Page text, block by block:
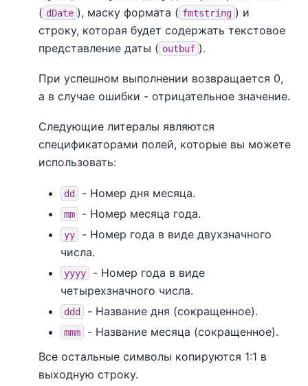
( dDate ), маску формата ( fmtstring ) и
строку, которая будет содержать текстовое
представление даты ( outbuf ).
При успешном выполнении возвращается 0,
а в случае ошибки - отрицательное значение.
Следующие литералы являются
спецификаторами полей, которые вы можете
использовать:
dd - Номер дня месяца.
mm - Номер месяца года.
yy
- Номер года в виде двухзначного
числа.
yyyy
- Номер года в виде
четырехзначного числа.
ddd - Название дня (сокращенное).
mmm
- Название месяца (сокращенное).
Все остальные символы копируются 1:1 в
выходную строку.